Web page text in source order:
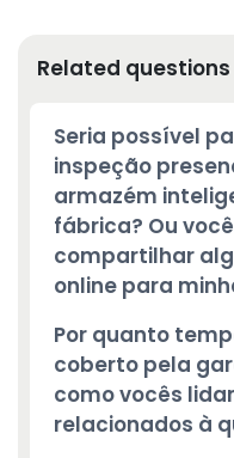
Related questions
Seria possível
inspeção
armazém
fábrica? Ou
compartilhar
online para
Por quanto
coberto pela
como vocês
relacionados à